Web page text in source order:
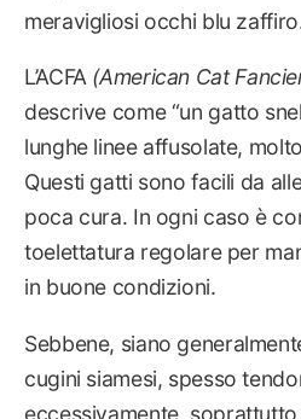
meravigliosi occhi blu
L’ACFA (American Cat
descrive come “un gatto
lunghe linee affusolate,
Questi gatti sono facili da
poca cura. In ogni caso è
toelettatura regolare per
in buone condizioni.
Sebbene, siano
cugini siamesi, spesso
eccessivamente,